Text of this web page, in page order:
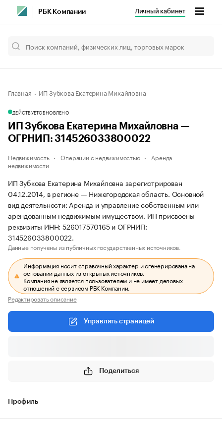
РБК Компании Личный кабинет
Главная ИП Зубкова Екатерина Михайловна
ДЕЙСТВУЕТОБНОВЛЕНО
ИП Зубкова Екатерина Михайловна —
ОГРНИП: 314526033800022
Недвижимость Операции с недвижимостью
Аренда
недвижимости
ИП Зубкова Екатерина Михайловна зарегистрирован
04.12.2014, в регионе — Нижегородская область. Основной
вид деятельности: Аренда и управление собственным или
арендованным недвижимым имуществом. ИП присвоены
реквизиты ИНН: 526017570165 и ОГРНИП:
314526033800022.
Данные получены из публичных государственных источников.
Информация носит справочный характер и сгенерирована на
основании данных из открытых источников.
Компания не является пользователем и не имеет деловых
отношений с сервисом РБК Компании.
Редактировать описание
Управлять страницей
Поделиться
Профиль